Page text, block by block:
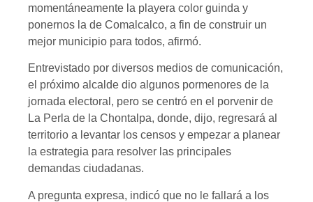
momentáneamente la playera color guinda y
ponernos la de Comalcalco, a fin de construir un
mejor municipio para todos, afirmó.
Entrevistado por diversos medios de comunicación,
el próximo alcalde dio algunos pormenores de la
jornada electoral, pero se centró en el porvenir de
La Perla de la Chontalpa, donde, dijo, regresará al
territorio a levantar los censos y empezar a planear
la estrategia para resolver las principales
demandas ciudadanas.
A pregunta expresa, indicó que no le fallará a los